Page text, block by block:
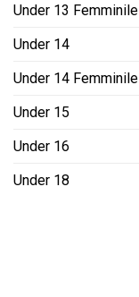
Under 13 Femminile
Under 14
Under 14 Femminile
Under 15
Under 16
Under 18